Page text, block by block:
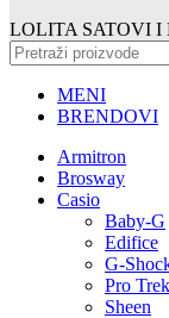
LOLITA SATOVI I
MENI
BRENDOVI
Armitron
Brosway
Casio
Baby-G
Edifice
G-
Pro Trek
Sheen